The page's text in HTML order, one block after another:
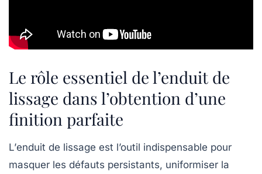
Le rôle essentiel de l’enduit de
lissage dans l’obtention d’une
finition parfaite
L’enduit de lissage est l’outil indispensable pour
masquer les défauts persistants, uniformiser la